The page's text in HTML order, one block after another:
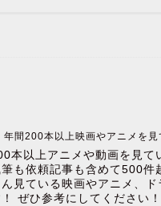
年間200本以上映画やアニメを見
本以上アニメや動画を見て
も依頼記事も含めて500件
見ている映画やアニメ、
ぜひ参考にしてください！